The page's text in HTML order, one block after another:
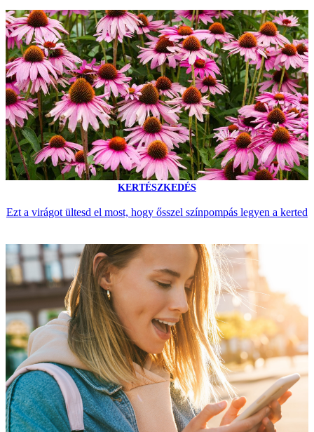
KERTÉSZKEDÉS
Ezt a virágot ültesd el most, hogy ősszel színpompás legyen a kerted